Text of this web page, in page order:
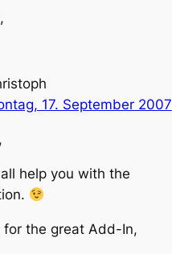
17. September 2007
help you with the
for the great Add-In,